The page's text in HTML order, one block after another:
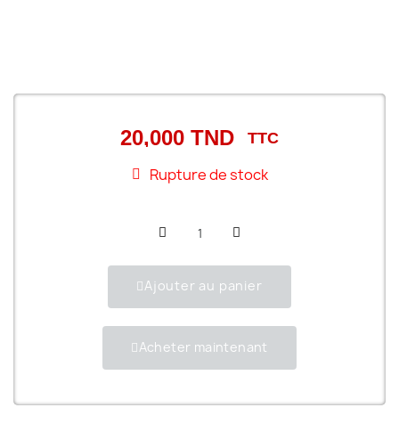
20,000 TND TTC
Rupture de stock
Ajouter au panier
Acheter maintenant